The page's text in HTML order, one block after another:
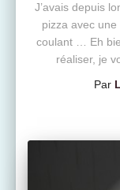
J’avais depuis
pizza avec
coulant … Eh
réaliser, je
Par